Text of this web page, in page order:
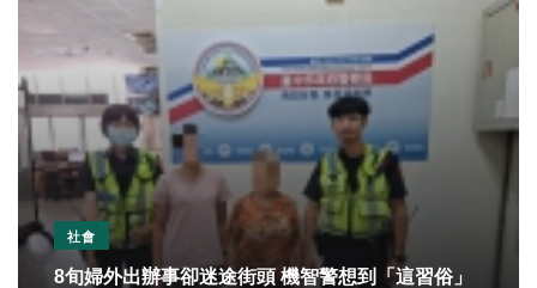
社會
8旬婦外出辦事卻迷途街頭 機智警想到「這習俗」